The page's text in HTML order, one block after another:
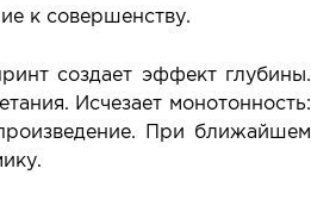
к совершенству.
создает эффект глубины.
Исчезает монотонность:
При ближайшем